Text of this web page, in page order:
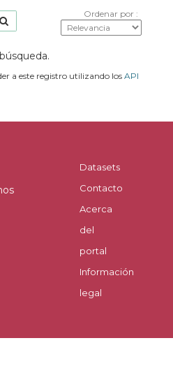
Ordenar por
a este registro utilizando los API
Datasets
Contacto
Acerca
del
portal
Información
legal